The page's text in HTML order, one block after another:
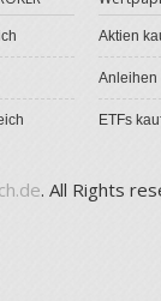
Aktien
Anleihen
ETFs
. All Rights